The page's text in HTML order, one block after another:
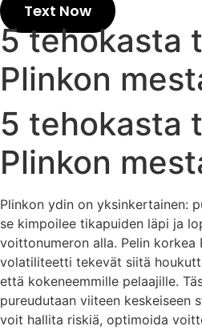
Text Now
5 tehokasta
Plinkon
5 tehokasta
Plinkon
Plinkon ydin on yksinkertainen:
se kimpoilee tikapuiden läpi ja
voittonumeron alla. Pelin korkea
volatiliteetti tekevät siitä
että kokeneemmille pelaajille.
pureudutaan viiteen keskeiseen
voit hallita riskiä, optimoida